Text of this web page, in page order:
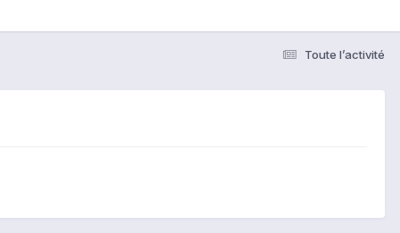
Toute l’activité